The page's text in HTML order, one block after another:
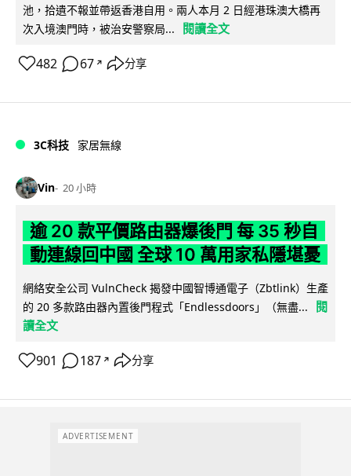
池，拾遺不報並帶返香港自用。兩人本月 2 日經港珠澳大橋再
次入境澳門時，被治安警察局...
閱讀全文
482 67 ↗ 分享
3C科技 家居無線
Vin 20 小時
逾 20 款平價路由器爆後門 每 35 秒自
動連線回中國 全球 10 萬用家私隱堪憂
網絡安全公司 VulnCheck 揭發中國智博通電子（Zbtlink）生產
的 20 多款路由器內置後門程式「Endlessdoors」（無盡...
閱
讀全文
901 187 ↗ 分享
ADVERTISEMENT